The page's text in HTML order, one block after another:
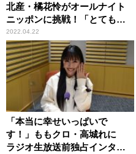
北産・橘花怜がオールナイト
ニッポンに挑戦！「とてもド
キドキしています！」
2022.04.22
「本当に幸せいっぱいで
す！」ももクロ・高城れに
ラジオ生放送前独占インタビ